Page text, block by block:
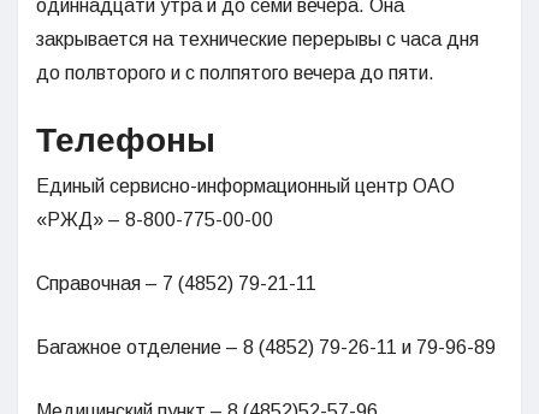
одиннадцати утра и до семи вечера. Она
закрывается на технические перерывы с часа дня
до полвторого и с полпятого вечера до пяти.
Телефоны
Единый сервисно-информационный центр ОАО
«РЖД» – 8-800-775-00-00
Справочная – 7 (4852) 79-21-11
Багажное отделение – 8 (4852) 79-26-11 и 79-96-89